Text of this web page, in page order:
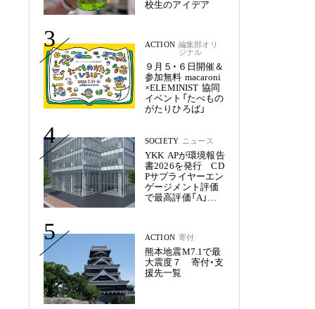
校生のアイデア
3 ACTION 編集部オリ
ジナル
９月５・６日開催＆
参加無料 macaroni
×ELEMINIST 協同
イベント「たべもの
がたりひろば」
4 SOCIETY ニュース
YKK APが環境報告
書2026を発行 CD
Pサプライヤーエン
ゲージメント評価
で最高評価「A」を
5 ACTION 寄付
熊本地震M7.1で最
大震度７ 寄付・支
援先一覧